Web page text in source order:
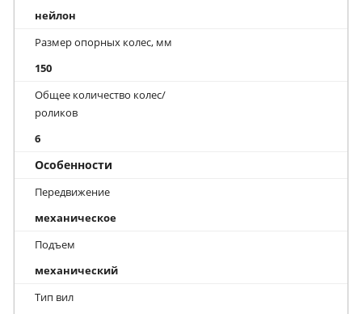
нейлон
Размер опорных колес, мм
150
Общее количество колес/
роликов
6
Особенности
Передвижение
механическое
Подъем
механический
Тип вил